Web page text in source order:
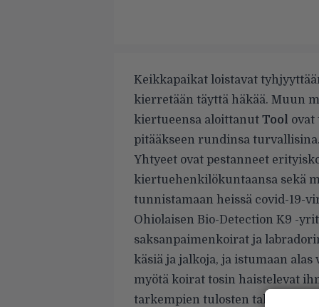
Keikkapaikat loistavat
kierretään täyttä häkää. Muun
kiertueensa aloittanut Tool
pitääkseen rundinsa
Yhtyeet ovat pestanneet
kiertuehenkilökuntaansa sekä
tunnistamaan heissä covid-19-
Ohiolaisen Bio-Detection K9 -
saksanpaimenkoirat ja
käsiä ja jalkoja, ja istumaan
myötä koirat tosin haistelevat
tarkempien tulosten